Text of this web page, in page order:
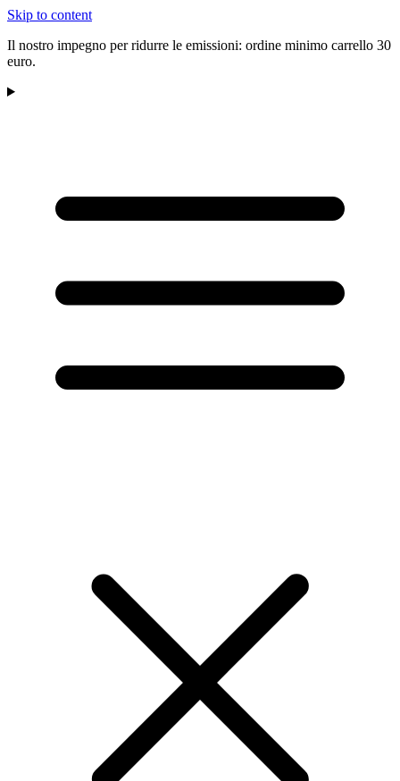
Skip to content
Il nostro impegno per ridurre le emissioni: ordine minimo carrello 30
euro.